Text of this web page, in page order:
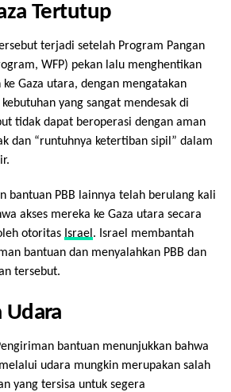
Tertutup
terjadi setelah Program Pangan
WFP) pekan lalu menghentikan
Gaza utara, dengan mengatakan
yang sangat mendesak di
tidak dapat beroperasi dengan aman
dan “runtuhnya ketertiban sipil” dalam
bantuan PBB lainnya telah berulang kali
akses mereka ke Gaza utara secara
otoritas Israel . Israel membantah
bantuan dan menyalahkan PBB dan
tersebut.
Udara
bantuan menunjukkan bahwa
udara mungkin merupakan salah
yang tersisa untuk segera